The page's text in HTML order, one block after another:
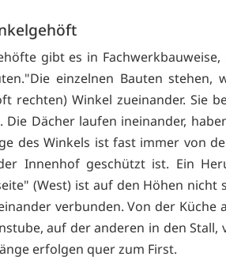
gibt es in
einzelnen Bauten
rechten) Winkel zueinander. Sie
Die Dächer laufen ineinander,
des Winkels ist fast immer von
Innenhof geschützt ist. Ein
(West) ist auf den Höhen nicht
verbunden. Von der Küche
auf der anderen in den Stall,
erfolgen quer zum First.